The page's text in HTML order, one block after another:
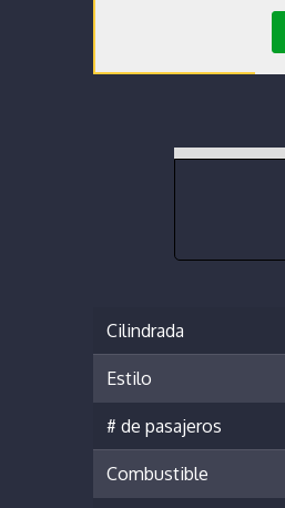
Cilindrada
Estilo
# de pasajeros
Combustible